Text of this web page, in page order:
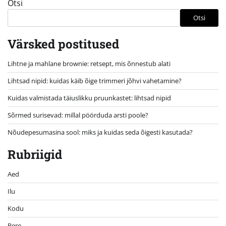
Otsi
Otsi
Värsked postitused
Lihtne ja mahlane brownie: retsept, mis õnnestub alati
Lihtsad nipid: kuidas käib õige trimmeri jõhvi vahetamine?
Kuidas valmistada täiuslikku pruunkastet: lihtsad nipid
Sõrmed surisevad: millal pöörduda arsti poole?
Nõudepesumasina sool: miks ja kuidas seda õigesti kasutada?
Rubriigid
Aed
Ilu
Kodu